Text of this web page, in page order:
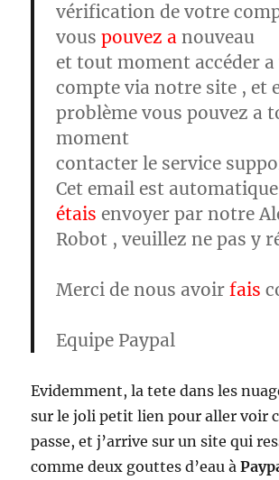
vérification de votre
vouspouvez anouveau
et tout moment accéder
compte via notre site , et
problème vous pouvez a
moment
contacter le service
Cet email est
étaisenvoyer par notre
Robot , veuillez ne pas y
Merci de nous avoirfais
Equipe Paypal
Evidemment, la tete dans les
sur le joli petit lien pour aller voir
passe, et j’arrive sur un site qui
comme deux gouttes d’eau à